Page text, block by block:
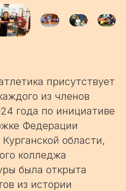
присутствует
из членов
года по инициативе
Федерации
области,
колледжа
была открыта
из истории